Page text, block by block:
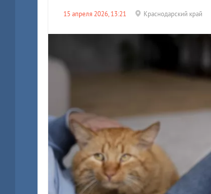
15 апреля 2026, 13:21 Краснодарский край